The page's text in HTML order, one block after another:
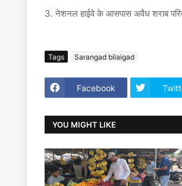
3. नेशनल हाईवे के आसपास अवैध शराब
Tags Sarangad bilaigad
Facebook
YOU MIGHT LIKE